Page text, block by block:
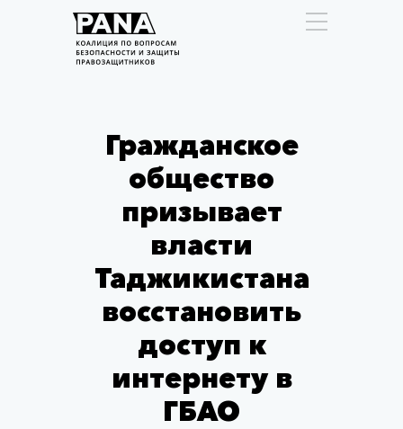
Гражданское
общество
призывает
власти
Таджикистана
восстановить
доступ к
интернету в
ГБАО